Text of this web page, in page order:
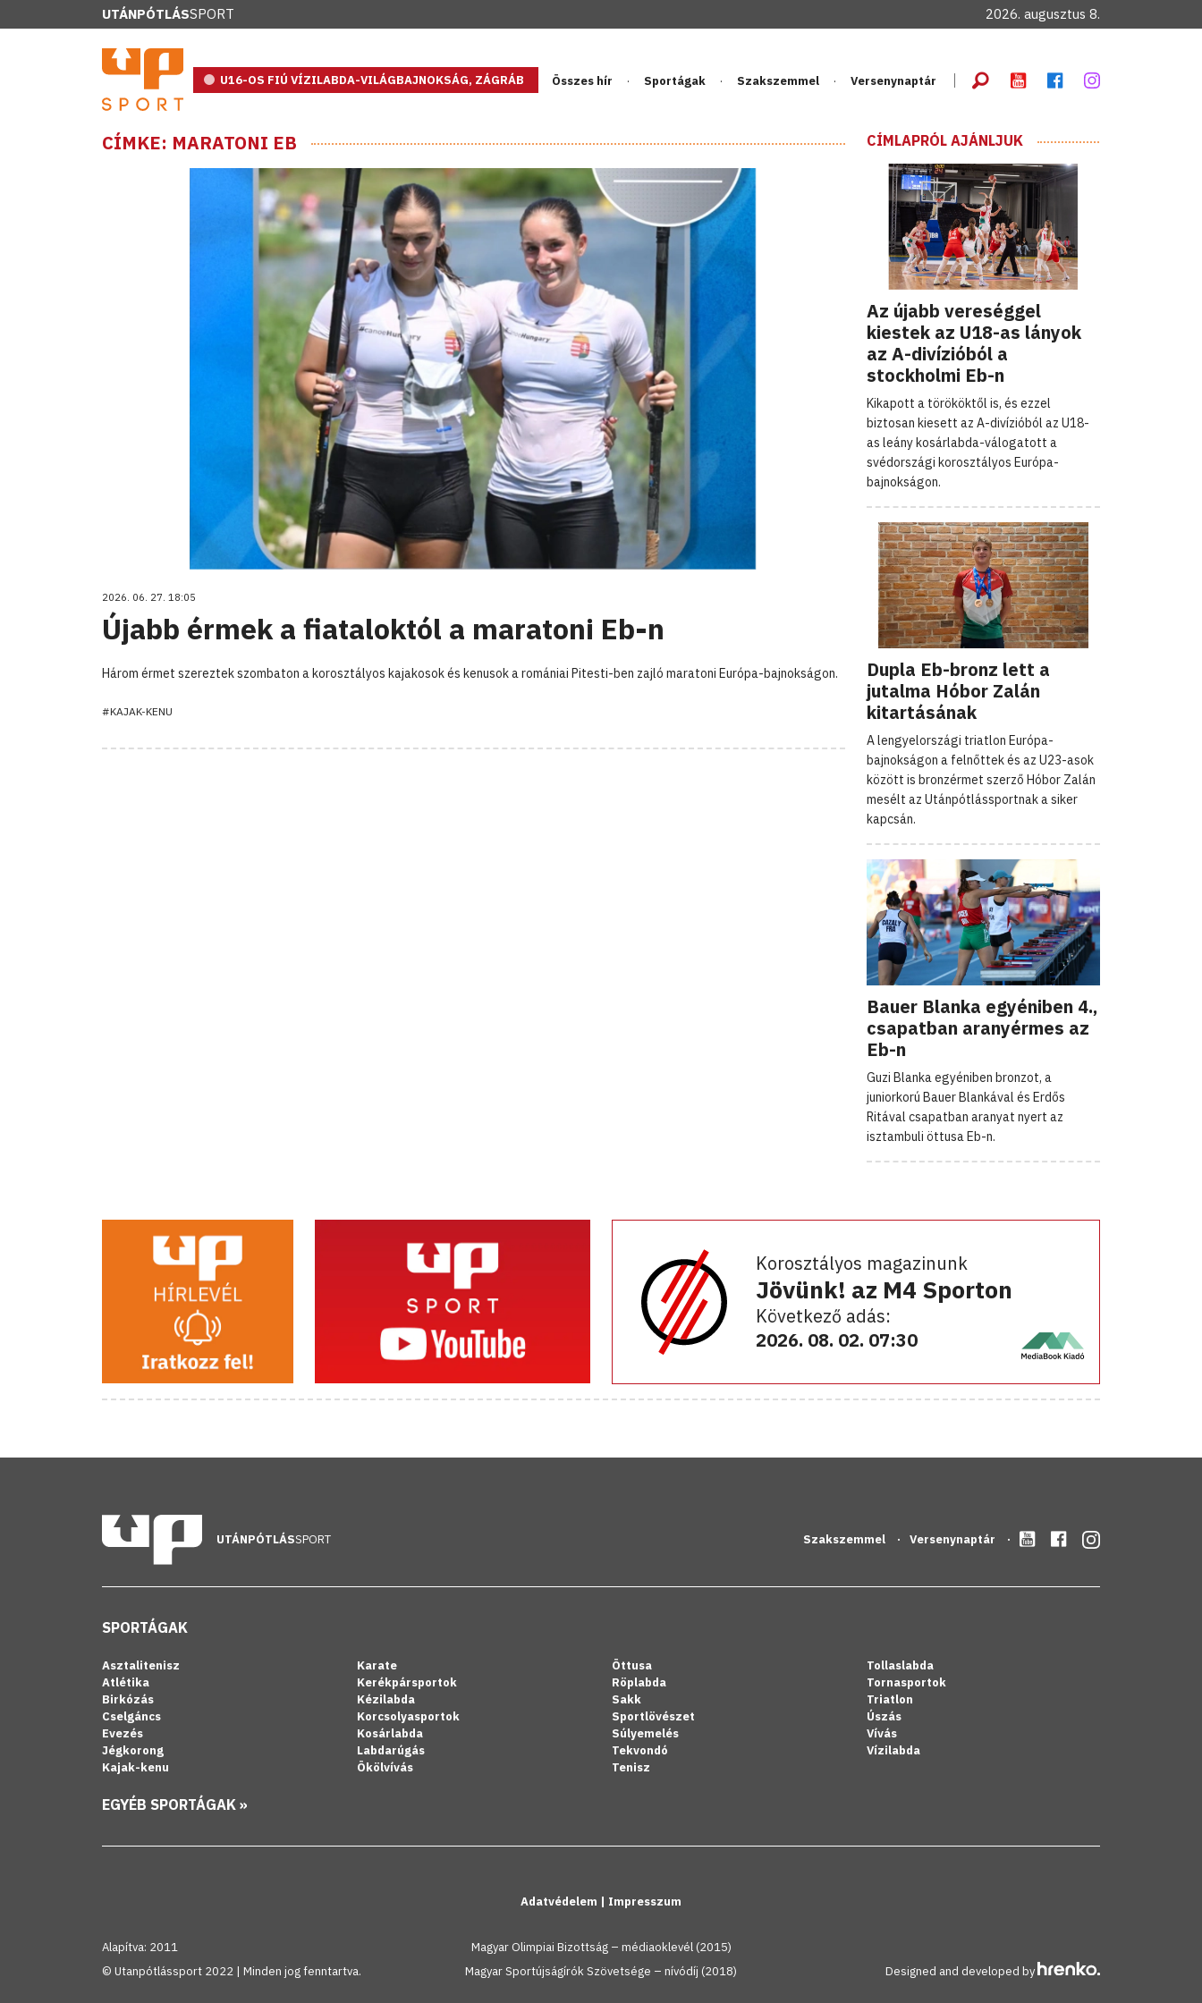
UTÁNPÓTLÁSSPORT 2026. augusztus 8.
U16-OS FIÚ VÍZILABDA-VILÁGBAJNOKSÁG, ZÁGRÁB Összes hír Sportágak Szakszemmel Versenynaptár
CÍMKE: MARATONI EB
2026. 06. 27. 18:05
Újabb érmek a fiataloktól a maratoni Eb-n
Három érmet szereztek szombaton a korosztályos kajakosok és kenusok a romániai Pitesti-ben zajló maratoni Európa-bajnokságon.
#KAJAK-KENU
CÍMLAPRÓL AJÁNLJUK
Az újabb vereséggel
kiestek az U18-as lányok
az A-divízióból a
stockholmi Eb-n
Kikapott a törököktől is, és ezzel
biztosan kiesett az A-divízióból az U18-
as leány kosárlabda-válogatott a
svédországi korosztályos Európa-
bajnokságon.
Dupla Eb-bronz lett a
jutalma Hóbor Zalán
kitartásának
A lengyelországi triatlon Európa-
bajnokságon a felnőttek és az U23-asok
között is bronzérmet szerző Hóbor Zalán
mesélt az Utánpótlássportnak a siker
kapcsán.
Bauer Blanka egyéniben 4.,
csapatban aranyérmes az
Eb-n
Guzi Blanka egyéniben bronzot, a
juniorkorú Bauer Blankával és Erdős
Ritával csapatban aranyat nyert az
isztambuli öttusa Eb-n.
Korosztályos magazinunk
Jövünk! az M4 Sporton
Következő adás:
2026. 08. 02. 07:30
UTÁNPÓTLÁSSPORT Szakszemmel Versenynaptár
SPORTÁGAK
Asztalitenisz
Atlétika
Birkózás
Cselgáncs
Evezés
Jégkorong
Kajak-kenu
Karate
Kerékpársportok
Kézilabda
Korcsolyasportok
Kosárlabda
Labdarúgás
Ökölvívás
Öttusa
Röplabda
Sakk
Sportlövészet
Súlyemelés
Tekvondó
Tenisz
Tollaslabda
Tornasportok
Triatlon
Úszás
Vívás
Vízilabda
EGYÉB SPORTÁGAK »
Adatvédelem | Impresszum
Alapítva: 2011
© Utanpótlássport 2022 | Minden jog fenntartva.
Magyar Olimpiai Bizottság – médiaoklevél (2015)
Magyar Sportújságírók Szövetsége – nívódíj (2018)
Designed and developed by